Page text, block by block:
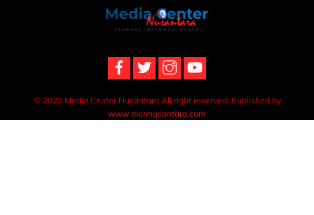
Back
To
© 2022 Media Center Nusantara All right reserved. Published by
www.mcnnusantara.com